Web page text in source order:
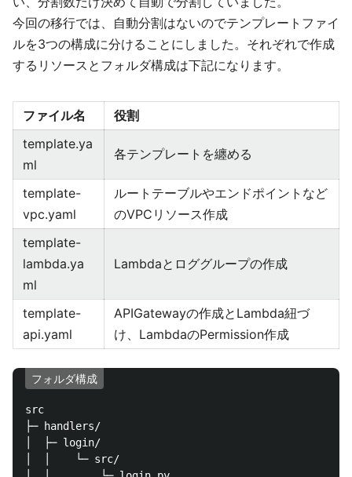
今回の移行では、自動分割はないのでテンプレートファイ
ルを3つの構成に分けることにしました。それぞれで作成
するリソースとフォルダ構成は下記になります。
ファイル名
役割
template.ya
ml
各テンプレートを纏める
template-
vpc.yaml
ルートテーブルやエンドポイントなど
のVPCリソース作成
template-
lambda.ya
ml
Lambdaとロググループの作成
template-
api.yaml
APIGatewayの作成とLambda紐づ
け、LambdaのPermission作成
フォルダ構成
src
├─ handlers/
│  ├─ login/
│  │    └─ src/